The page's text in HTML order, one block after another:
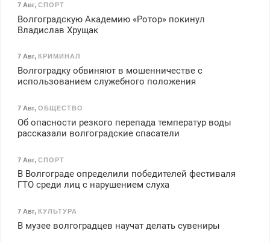
7 Авг, СПОРТ
Волгоградскую Академию «Ротор» покинул
Владислав Хрущак
7 Авг, КРИМИНАЛ
Волгоградку обвиняют в мошенничестве с
использованием служебного положения
7 Авг, ОБЩЕСТВО
Об опасности резкого перепада температур воды
рассказали волгоградские спасатели
7 Авг, СПОРТ
В Волгограде определили победителей фестиваля
ГТО среди лиц с нарушением слуха
7 Авг, КУЛЬТУРА
В музее волгоградцев научат делать сувениры